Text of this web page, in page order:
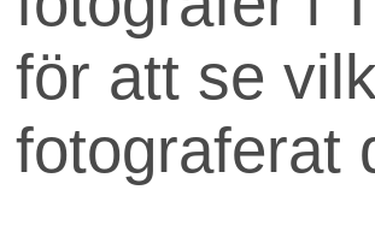
Om ni har
välkomna att
för att se
fotograferat